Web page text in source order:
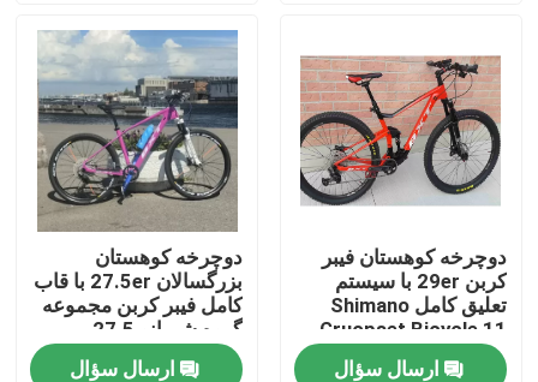
خونه
محصولات
درباره ما
تور کارخانه
دوچرخه کوهستان فیبر
کربن 29er با سیستم
تعلیق کامل Shimano
Gruopset Bicycle 11
Speed
ارسال سؤال
دوچرخه کوهستان
بزرگسالان 27.5er با قاب
کامل فیبر کربن مجموعه
گروه شیمانو 27.5
ارسال سؤال